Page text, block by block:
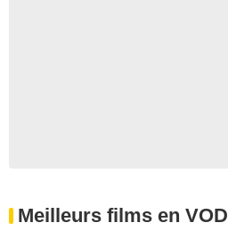
Meilleurs films en VOD